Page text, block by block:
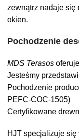
zewnątrz nadaje się
okien.
Pochodzenie
MDS Terasos
Jesteśmy
Pochodzenie
PEFC-COC-1505)
Certyfikowane
HJT specjalizuje